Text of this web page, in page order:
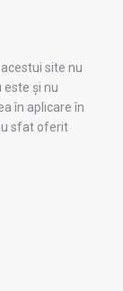
site nu
este și nu
în aplicare în
sfat oferit